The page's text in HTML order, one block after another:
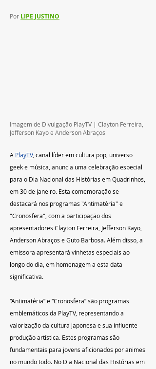
Por LIPE JUSTINO
Imagem de Divulgação PlayTV | Clayton Ferreira,
Jefferson Kayo e Anderson Abraços
A PlayTV, canal líder em cultura pop, universo
geek e música, anuncia uma celebração especial
para o Dia Nacional das Histórias em Quadrinhos,
em 30 de janeiro. Esta comemoração se
destacará nos programas "Antimatéria" e
"Cronosfera", com a participação dos
apresentadores Clayton Ferreira, Jefferson Kayo,
Anderson Abraços e Guto Barbosa. Além disso, a
emissora apresentará vinhetas especiais ao
longo do dia, em homenagem a esta data
significativa.
“Antimatéria” e “Cronosfera” são programas
emblemáticos da PlayTV, representando a
valorização da cultura japonesa e sua influente
produção artística. Estes programas são
fundamentais para jovens aficionados por animes
no mundo todo. No Dia Nacional das Histórias em